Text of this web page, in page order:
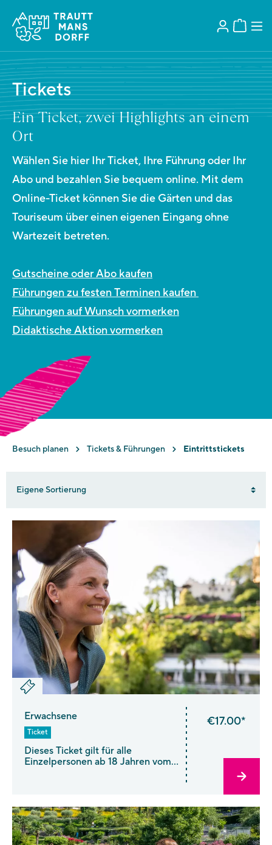
Tickets
Ein Ticket, zwei Highlights an einem
Ort
Wählen Sie hier Ihr Ticket, Ihre Führung oder Ihr
Abo und bezahlen Sie bequem online. Mit dem
Online-Ticket können Sie die Gärten und das
Touriseum über einen eigenen Eingang ohne
Wartezeit betreten.
Gutscheine oder Abo kaufen
Führungen zu festen Terminen kaufen
Führungen auf Wunsch vormerken
Didaktische Aktion vormerken
Besuch planen Tickets & Führungen Eintrittstickets
Erwachsene
Ticket
Dieses Ticket gilt für alle
Einzelpersonen ab 18 Jahren vom
Week Special: Vom 12.–19. Juli
erhalten Sie das
vergünstigte Birthday-Week-
Erwachsene Ticket!
€17.00*